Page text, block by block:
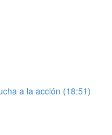
a la acción (18:51)